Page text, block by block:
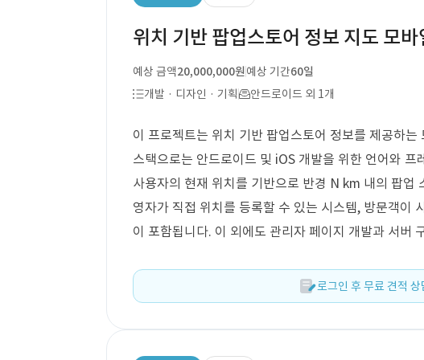
위치 기반 팝업스토어 정보 지도 모
예상 금액20,000,000원예상 기간60일
개발 · 디자인 · 기획
안드로이드 외 1개
이 프로젝트는 위치 기반 팝업스토어 정보를 제공하
스택으로는 안드로이드 및 iOS 개발을 위한 언어와
사용자의 현재 위치를 기반으로 반경 N km 내의 팝업
영자가 직접 위치를 등록할 수 있는 시스템, 방문객이
이 포함됩니다. 이 외에도 관리자 페이지 개발과 서버
로그인 후 무료 견적 상